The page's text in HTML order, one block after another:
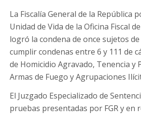
La Fiscalía General de la República
Unidad de Vida de la Oficina Fiscal
logró la condena de once sujetos
cumplir condenas entre 6 y 111 de
de Homicidio Agravado, Tenencia y
Armas de Fuego y Agrupaciones
El Juzgado Especializado de
pruebas presentadas por FGR y en